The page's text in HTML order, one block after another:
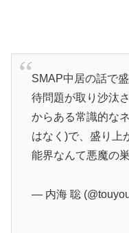
SMAP中居の話で
待問題が取り沙汰
からある常識的な
はなく)で、盛り上
能界なんて悪魔の巣
— 内海 聡